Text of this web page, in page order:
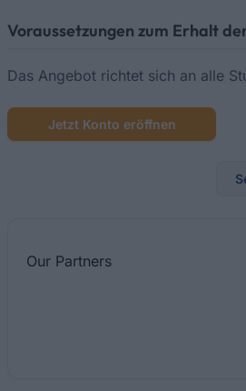
Voraussetzungen zum Erhalt
Das Angebot richtet sich an alle
Jetzt Konto eröffnen
Our Partners